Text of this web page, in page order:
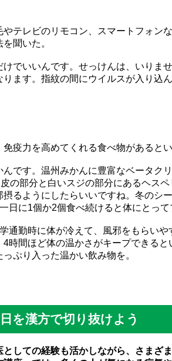
テレビのリモコン、スマートフォン
聞いた。
でいいんです。せっけんは、いりま
ます。指紋の間にウイルスが入り込
疫力を高めてくれる食べ物があるとい
です。温州みかんに豊富なベータク
の部分と白いスジの部分にあるヘス
るようにしたらいいですね。冬のシ
に1個か2個食べ続けると体にとって
通勤時に体が冷えて、風邪をもらい
時間ほど体の温かさがキープできる
ぷり入った温かい飲み物を。
漢方で切り抜けよう
しての経験も活かしながら、さまざ